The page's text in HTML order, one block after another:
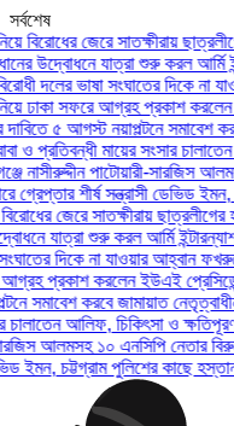
সর্বশেষ
জেরে সাতক্ষীরায়
উদ্বোধনে যাত্রা শুরু করল আর্মি
দলের ভাষা সংঘাতের দিকে না
সফরে আগ্রহ প্রকাশ করলেন
৫ আগস্ট নয়াপল্টনে সমাবেশ করবে
মায়ের সংসার চালাতেন
পাটোয়ারী-সারজিস আলমসহ
শীর্ষ সন্ত্রাসী ডেভিড ইমন,
জেরে সাতক্ষীরায় ছাত্রলীগের
যাত্রা শুরু করল আর্মি ইন্টারন্যাশনাল
দিকে না যাওয়ার আহ্বান ফখরুলের
প্রকাশ করলেন ইউএই প্রেসিডেন্ট
করবে জামায়াত নেতৃত্বাধীন
আলিফ, চিকিৎসা ও ক্ষতিপূরণ
আলমসহ ১০ এনসিপি নেতার বিরুদ্ধে
চট্টগ্রাম পুলিশের কাছে হস্তান্তর